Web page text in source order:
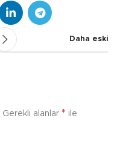
Daha eski
Gerekli alanlar * ile